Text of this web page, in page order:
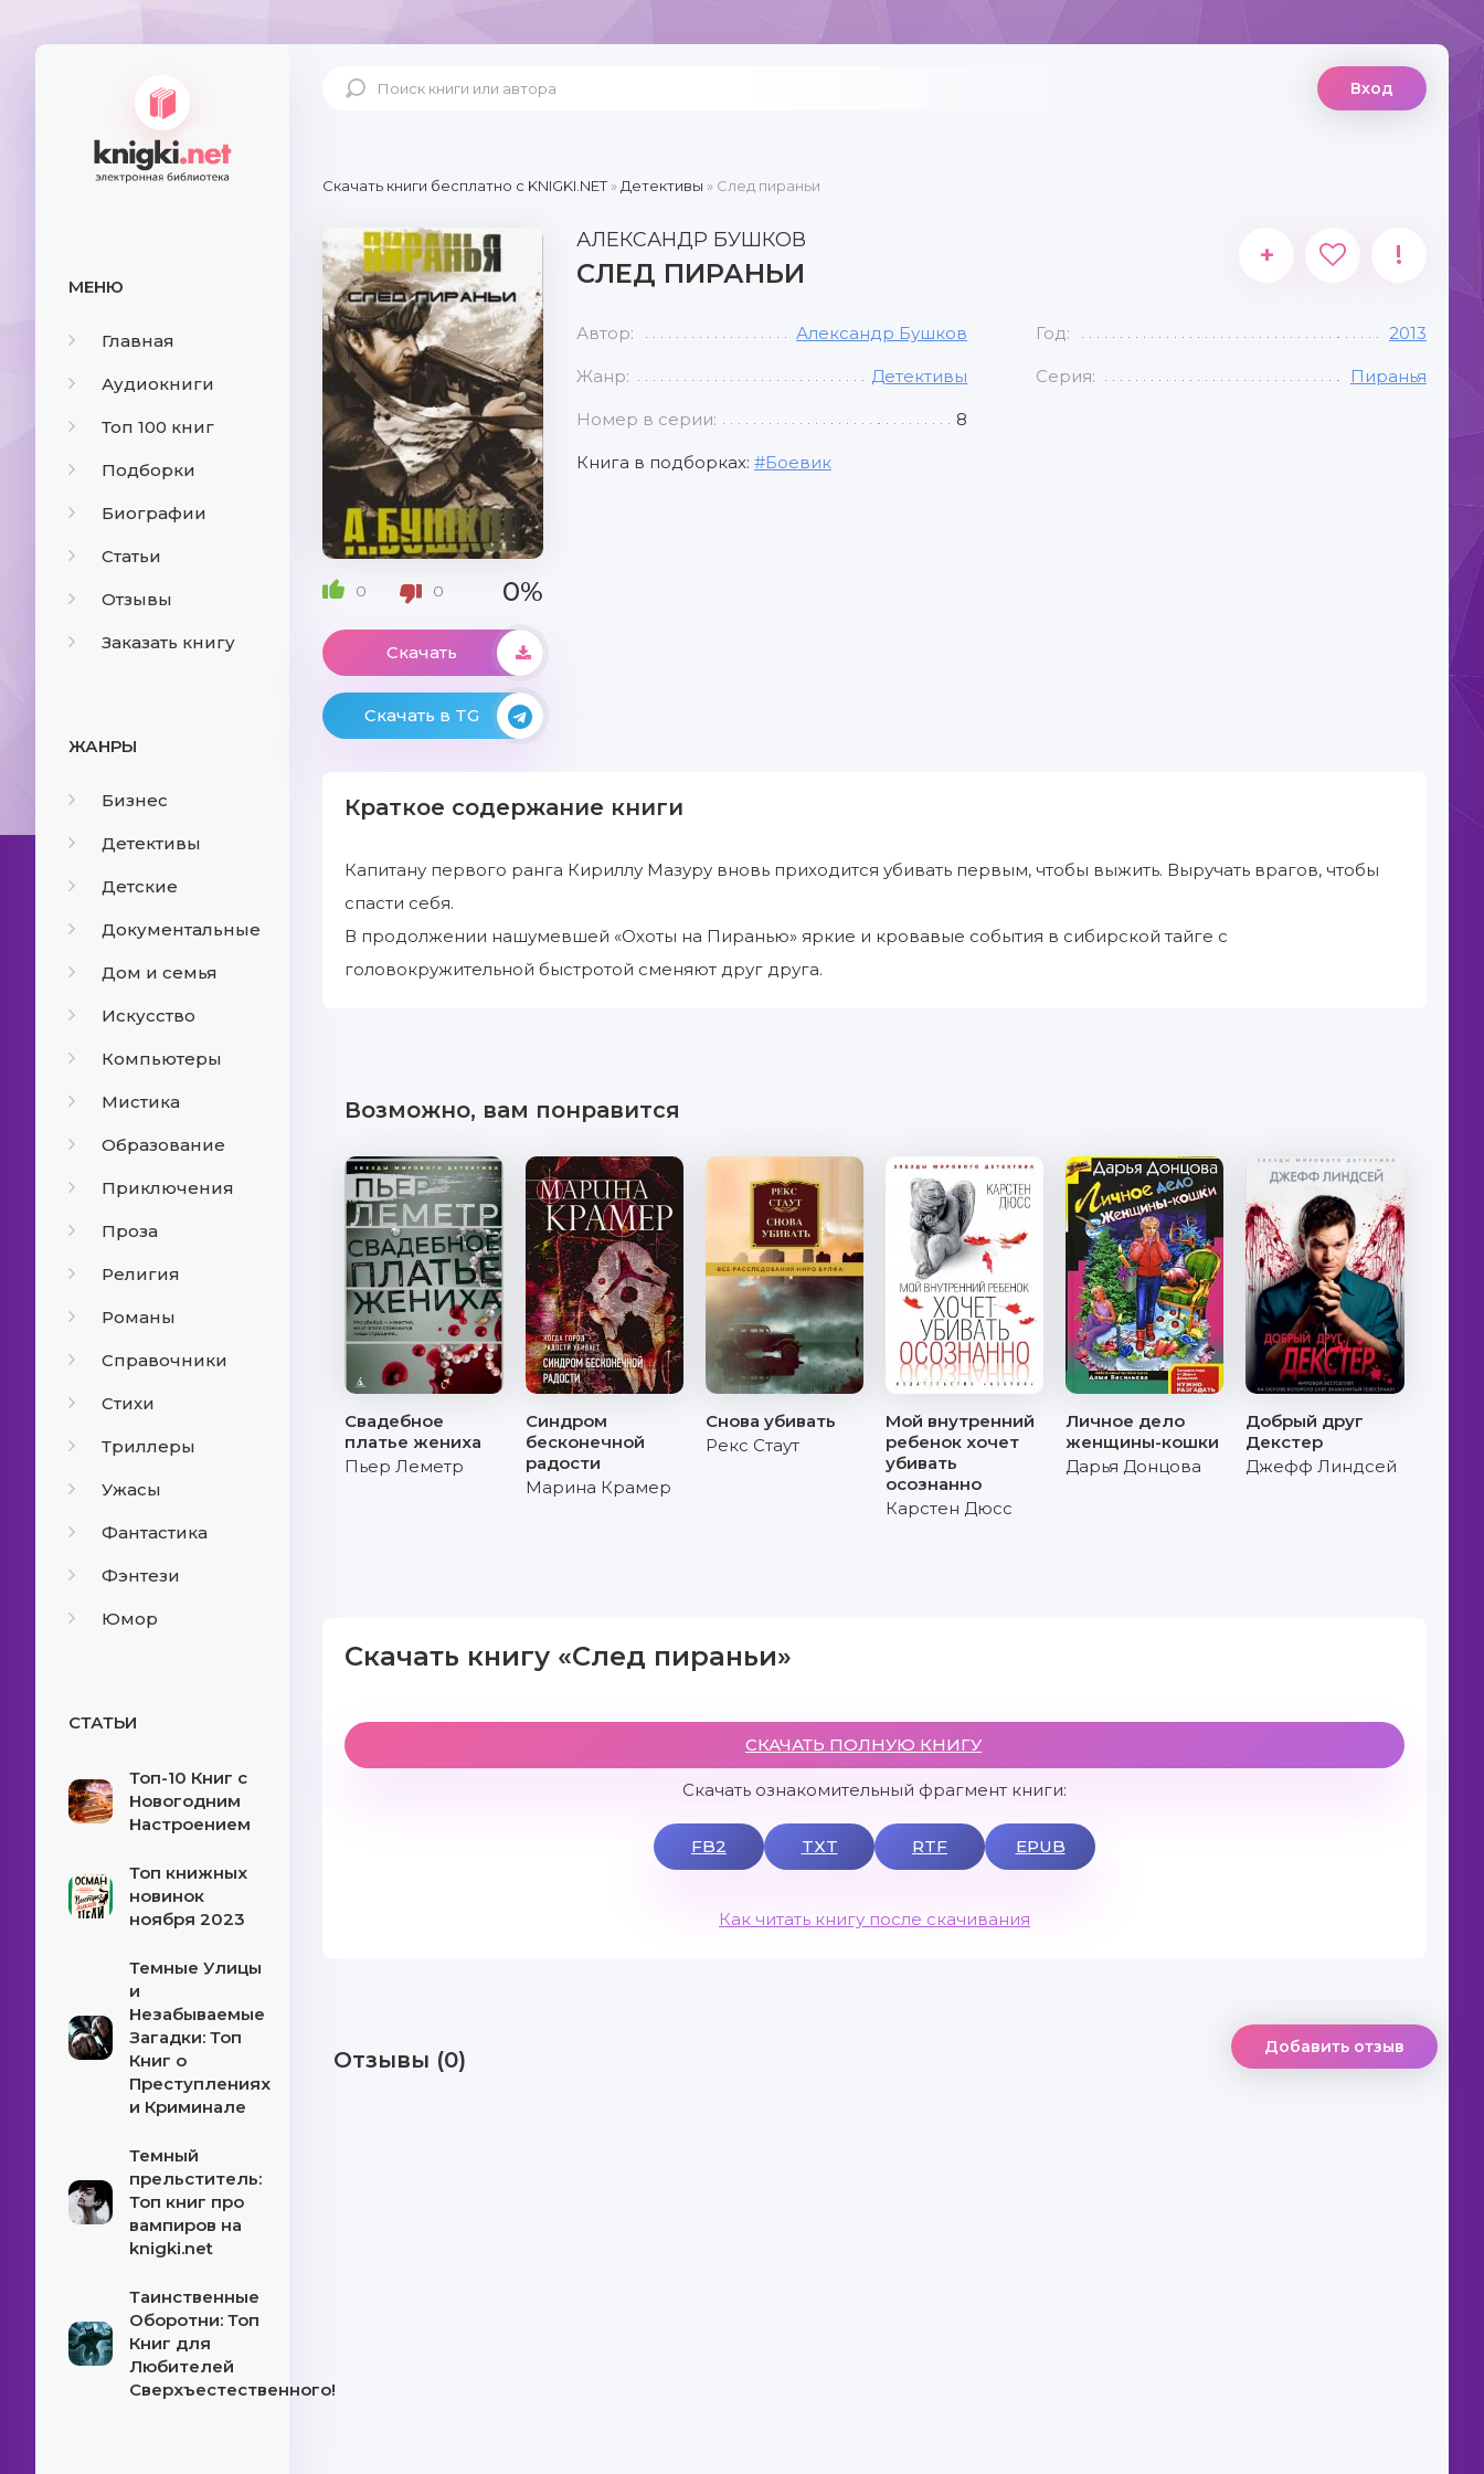
МЕНЮ
Главная
Аудиокниги
Топ 100 книг
Подборки
Биографии
Статьи
Отзывы
Заказать книгу
ЖАНРЫ
Бизнес
Детективы
Детские
Документальные
Дом и семья
Искусство
Компьютеры
Мистика
Образование
Приключения
Проза
Религия
Романы
Справочники
Стихи
Триллеры
Ужасы
Фантастика
Фэнтези
Юмор
СТАТЬИ
Топ-10 Книг с
Новогодним
Настроением
Топ книжных
новинок
ноября 2023
Темные Улицы
и
Незабываемые
Загадки: Топ
Книг о
Преступлениях
и Криминале
Темный
прельститель:
Топ книг про
вампиров на
knigki.net
Таинственные
Оборотни: Топ
Книг для
Любителей
Сверхъестественного!
Вход
Скачать книги бесплатно c KNIGKI.NET» Детективы » След пираньи
0 0 0%
Скачать
Скачать в TG
АЛЕКСАНДР БУШКОВ
СЛЕД ПИРАНЬИ
+ !
Автор: Александр Бушков Год: 2013
Жанр: Детективы Серия: Пиранья
Номер в серии: 8
Книга в подборках: Боевик
Краткое содержание книги
Капитану первого ранга Кириллу Мазуру вновь приходится убивать первым, чтобы выжить. Выручать врагов, чтобы
спасти себя.
В продолжении нашумевшей «Охоты на Пиранью» яркие и кровавые события в сибирской тайге с
головокружительной быстротой сменяют друг друга.
Возможно, вам понравится
Свадебное
платье жениха
Пьер Леметр
Синдром
бесконечной
радости
Марина Крамер
Снова убивать
Рекс Стаут
Мой внутренний
ребенок хочет
убивать
осознанно
Карстен Дюсс
Личное дело
женщины-кошки
Дарья Донцова
Добрый друг
Декстер
Джефф Линдсей
Скачать книгу «След пираньи»
СКАЧАТЬ ПОЛНУЮ КНИГУ
Скачать ознакомительный фрагмент книги:
FB2 TXT RTF EPUB
Как читать книгу после скачивания
Отзывы (0) Добавить отзыв